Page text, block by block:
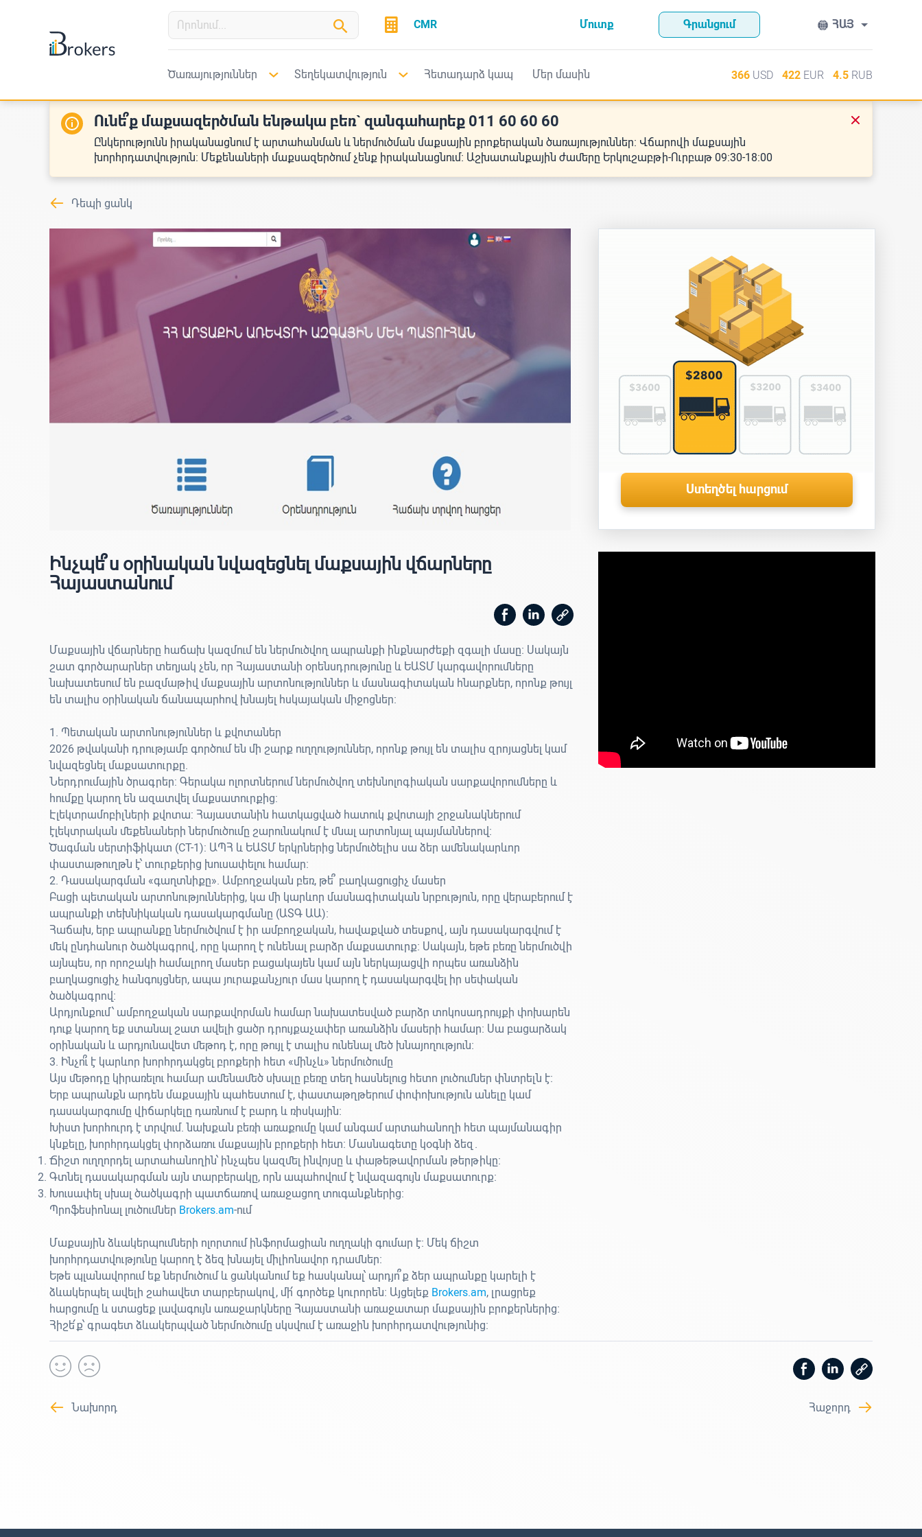
CMR Մուտք Գրանցում
Ծառայություններ Տեղեկատվություն Հետադարձ կապ Մեր մասին 366 USD 422 EUR 4.5 RUB
Ունե՞ք մաքսազերծման ենթակա բեռ` զանգահարեք 011 60 60 60
Ընկերությունն իրականացնում է արտահանման և ներմուծման մաքսային բրոքերական ծառայություններ։ Վճարովի մաքսային
խորհրդատվություն։ Մեքենաների մաքսազերծում չենք իրականացնում։ Աշխատանքային ժամերը Երկուշաբթի-Ուրբաթ 09։30-18։00
Դեպի ցանկ
Ինչպե՞ս օրինական նվազեցնել մաքսային վճարները
Հայաստանում
Մաքսային վճարները հաճախ կազմում են ներմուծվող ապրանքի ինքնարժեքի զգալի մասը։ Սակայն
շատ գործարարներ տեղյակ չեն, որ Հայաստանի օրենսդրությունը և ԵԱՏՄ կարգավորումները
նախատեսում են բազմաթիվ մաքսային արտոնություններ և մասնագիտական հնարքներ, որոնք թույլ
են տալիս օրինական ճանապարհով խնայել հսկայական միջոցներ։
1. Պետական արտոնություններ և քվոտաներ
2026 թվականի դրությամբ գործում են մի շարք ուղղություններ, որոնք թույլ են տալիս զրոյացնել կամ
նվազեցնել մաքսատուրքը.
Ներդրումային ծրագրեր: Գերակա ոլորտներում ներմուծվող տեխնոլոգիական սարքավորումները և
հումքը կարող են ազատվել մաքսատուրքից:
Էլեկտրամոբիլների քվոտա: Հայաստանին հատկացված հատուկ քվոտայի շրջանակներում
էլեկտրական մեքենաների ներմուծումը շարունակում է մնալ արտոնյալ պայմաններով։
Ծագման սերտիֆիկատ (CT-1): ԱՊՀ և ԵԱՏՄ երկրներից ներմուծելիս սա ձեր ամենակարևոր
փաստաթուղթն է՝ տուրքերից խուսափելու համար։
2. Դասակարգման «գաղտնիքը». Ամբողջական բեռ, թե՞ բաղկացուցիչ մասեր
Բացի պետական արտոնություններից, կա մի կարևոր մասնագիտական նրբություն, որը վերաբերում է
ապրանքի տեխնիկական դասակարգմանը (ԱՏԳ ԱԱ)։
Հաճախ, երբ ապրանքը ներմուծվում է իր ամբողջական, հավաքված տեսքով, այն դասակարգվում է
մեկ ընդհանուր ծածկագրով, որը կարող է ունենալ բարձր մաքսատուրք։ Սակայն, եթե բեռը ներմուծվի
այնպես, որ որոշակի համալրող մասեր բացակայեն կամ այն ներկայացվի որպես առանձին
բաղկացուցիչ հանգույցներ, ապա յուրաքանչյուր մաս կարող է դասակարգվել իր սեփական
ծածկագրով։
Արդյունքում՝ ամբողջական սարքավորման համար նախատեսված բարձր տոկոսադրույքի փոխարեն
դուք կարող եք ստանալ շատ ավելի ցածր դրույքաչափեր առանձին մասերի համար։ Սա բացարձակ
օրինական և արդյունավետ մեթոդ է, որը թույլ է տալիս ունենալ մեծ խնայողություն։
3. Ինչո՞ւ է կարևոր խորհրդակցել բրոքերի հետ «մինչև» ներմուծումը
Այս մեթոդը կիրառելու համար ամենամեծ սխալը բեռը տեղ հասնելուց հետո լուծումներ փնտրելն է։
Երբ ապրանքն արդեն մաքսային պահեստում է, փաստաթղթերում փոփոխություն անելը կամ
դասակարգումը վիճարկելը դառնում է բարդ և ռիսկային։
Խիստ խորհուրդ է տրվում. նախքան բեռի առաքումը կամ անգամ արտահանողի հետ պայմանագիր
կնքելը, խորհրդակցել փորձառու մաքսային բրոքերի հետ։ Մասնագետը կօգնի ձեզ.
Ճիշտ ուղղորդել արտահանողին՝ ինչպես կազմել ինվոյսը և փաթեթավորման թերթիկը։
Գտնել դասակարգման այն տարբերակը, որն ապահովում է նվազագույն մաքսատուրք։
Խուսափել սխալ ծածկագրի պատճառով առաջացող տուգանքներից։
Պրոֆեսիոնալ լուծումներ Brokers.am-ում
Մաքսային ձևակերպումների ոլորտում ինֆորմացիան ուղղակի գումար է։ Մեկ ճիշտ
խորհրդատվությունը կարող է ձեզ խնայել միլիոնավոր դրամներ։
Եթե պլանավորում եք ներմուծում և ցանկանում եք հասկանալ՝ արդյո՞ք ձեր ապրանքը կարելի է
ձևակերպել ավելի շահավետ տարբերակով, մի՛ գործեք կուրորեն։ Այցելեք Brokers.am, լրացրեք
հարցումը և ստացեք լավագույն առաջարկները Հայաստանի առաջատար մաքսային բրոքերներից։
Հիշե՛ք՝ գրագետ ձևակերպված ներմուծումը սկսվում է առաջին խորհրդատվությունից։
Ստեղծել հարցում
Նախորդ Հաջորդ